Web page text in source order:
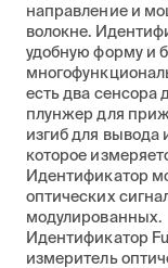
направление и
волокне.
удобную форму и
есть два сенсора
плунжер для
изгиб для вывода
которое
Идентификатор
оптических
модулированных.
Идентификатор
измеритель